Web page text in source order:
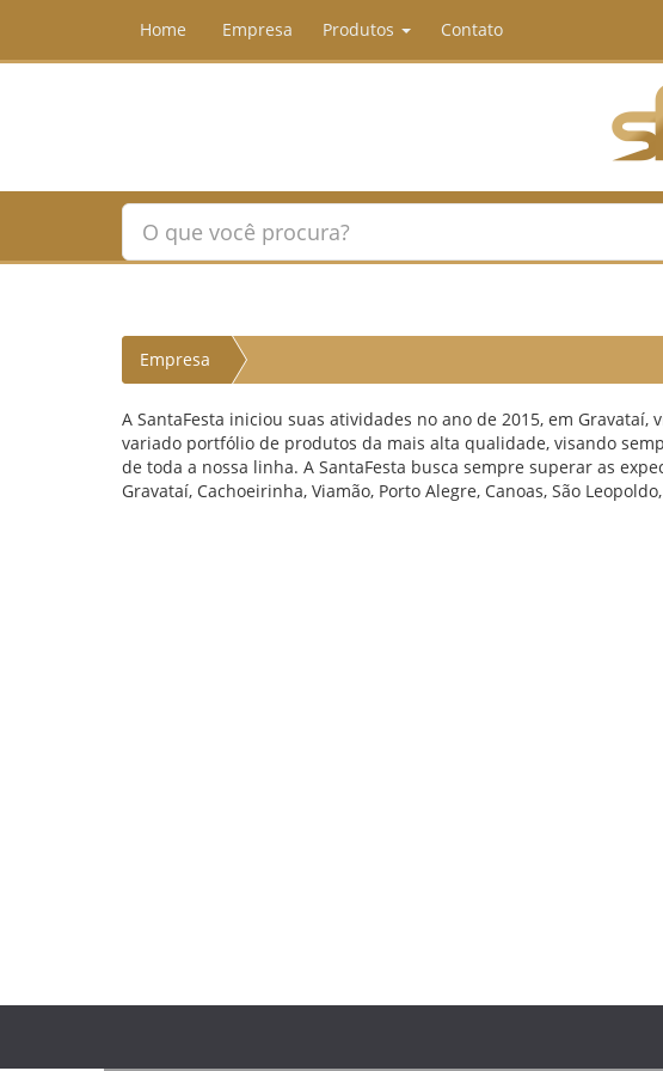
Home Empresa Produtos Contato
Empresa
A SantaFesta iniciou suas atividades no ano de 2015, em
variado portfólio de produtos da mais alta qualidade, visando
de toda a nossa linha. A SantaFesta busca sempre superar as
Gravataí, Cachoeirinha, Viamão, Porto Alegre, Canoas, São